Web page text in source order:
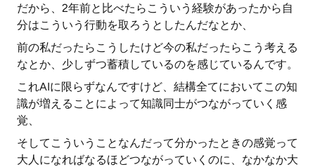
だから、2年前と比べたらこういう経験があったから自
分はこういう行動を取ろうとしたんだなとか、
前の私だったらこうしたけど今の私だったらこう考える
なとか、少しずつ蓄積しているのを感じているんです。
これAIに限らずなんですけど、結構全てにおいてこの知
識が増えることによって知識同士がつながっていく感
覚、
そしてこういうことなんだって分かったときの感覚って
大人になればなるほどつながっていくのに、なかなか大